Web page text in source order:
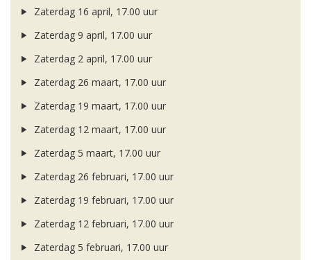
Zaterdag 16 april, 17.00 uur
Zaterdag 9 april, 17.00 uur
Zaterdag 2 april, 17.00 uur
Zaterdag 26 maart, 17.00 uur
Zaterdag 19 maart, 17.00 uur
Zaterdag 12 maart, 17.00 uur
Zaterdag 5 maart, 17.00 uur
Zaterdag 26 februari, 17.00 uur
Zaterdag 19 februari, 17.00 uur
Zaterdag 12 februari, 17.00 uur
Zaterdag 5 februari, 17.00 uur